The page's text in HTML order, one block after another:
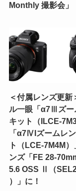
Monthly 撮影会」
＜付属レンズ更新
ル一眼「α7Ⅲズー
キット（ILCE-
「α7ⅣIズームレ
ト（LCE-7M4M
ンズ「FE 28-
5.6 OSS Ⅱ（
）」に！